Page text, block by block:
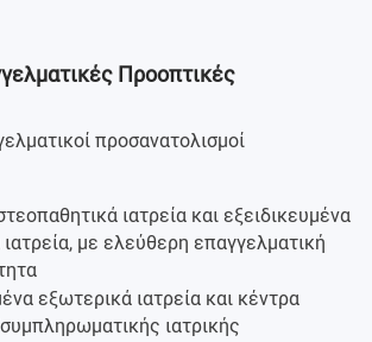
Προοπτικές
προσανατολισμοί
ιατρεία και εξειδικευμένα
με ελεύθερη επαγγελματική
εξωτερικά ιατρεία και κέντρα
ιατρικής